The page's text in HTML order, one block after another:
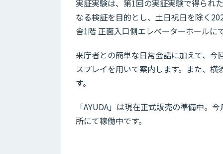
実証実験は、第1回の実証実験で得られ
なる検証を目的とし、土日祝日を除く
舎1階 正面入口側エレベーターホールに
来庁者との簡単な日常会話に加えて、
スプレイを用いて案内します。また、
す。
「AYUDA」は現在正式販売の準備中。
所にて稼働中です。